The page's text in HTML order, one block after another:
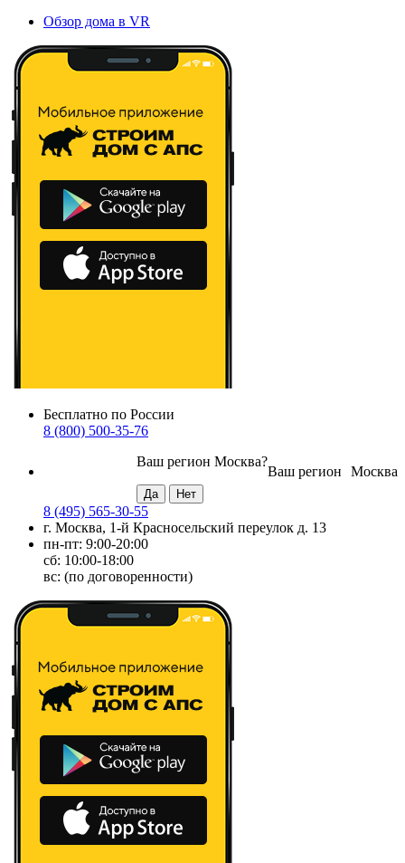
Обзор дома в VR
Бесплатно по России
8 (800) 500-35-76
Москва
Ваш регион
Ваш регион Москва?
8 (495) 565-30-55
г. Москва, 1-й Красносельский переулок д. 13
пн-пт: 9:00-20:00
сб: 10:00-18:00
вс: (по договоренности)